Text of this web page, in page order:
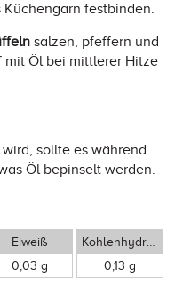
festbinden.
salzen, pfeffern und
mit Öl bei mittlerer Hitze
sollte es während
Öl bepinselt werden.
Eiweiß
0,03 g
0,13 g